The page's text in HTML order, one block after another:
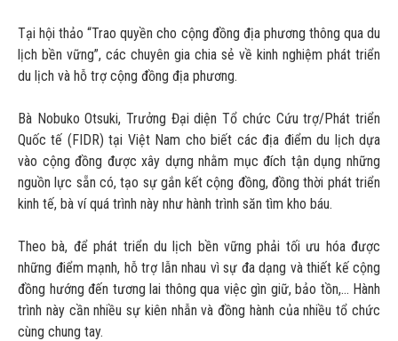
Tại hội thảo “Trao quyền cho cộng đồng địa phương thông qua du
lịch bền vững”, các chuyên gia chia sẻ về kinh nghiệm phát triển
du lịch và hỗ trợ cộng đồng địa phương.
Bà Nobuko Otsuki, Trưởng Đại diện Tổ chức Cứu trợ/Phát triển
Quốc tế (FIDR) tại Việt Nam cho biết các địa điểm du lịch dựa
vào cộng đồng được xây dựng nhằm mục đích tận dụng những
nguồn lực sẵn có, tạo sự gắn kết cộng đồng, đồng thời phát triển
kinh tế, bà ví quá trình này như hành trình săn tìm kho báu.
Theo bà, để phát triển du lịch bền vững phải tối ưu hóa được
những điểm mạnh, hỗ trợ lẫn nhau vì sự đa dạng và thiết kế cộng
đồng hướng đến tương lai thông qua việc gìn giữ, bảo tồn,… Hành
trình này cần nhiều sự kiên nhẫn và đồng hành của nhiều tổ chức
cùng chung tay.